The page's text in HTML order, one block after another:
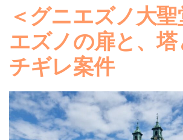
＜グニエズノ大
エズノの扉と、
チギレ案件